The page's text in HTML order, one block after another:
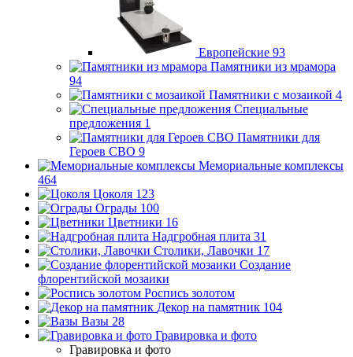
Европейские 93
Памятники из мрамора
94
Памятники с мозаикой 4
Специальные
предложения 1
Памятники для
Героев СВО 9
Мемориальные комплексы
464
Цоколя 123
Ограды 100
Цветники 16
Надгробная плита 31
Столики, Лавочки 17
Создание
флорентийской мозаики
Роспись золотом
Декор на памятник 104
Вазы 28
Гравировка и фото
Гравировка и фото